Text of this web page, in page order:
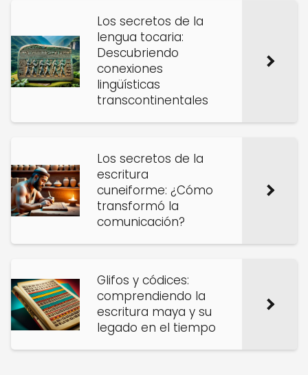
Los secretos de la
lengua tocaria:
Descubriendo
conexiones
lingüísticas
transcontinentales
Los secretos de la
escritura
cuneiforme: ¿Cómo
transformó la
comunicación?
Glifos y códices:
comprendiendo la
escritura maya y su
legado en el tiempo